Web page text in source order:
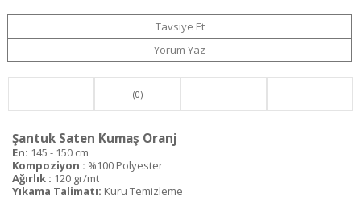
Tavsiye Et
Yorum Yaz
(0)
Şantuk Saten Kumaş Oranj
En: 145 - 150 cm
Kompoziyon : %100 Polyester
Ağırlık : 120 gr/mt
Yıkama Talimatı: Kuru Temizleme